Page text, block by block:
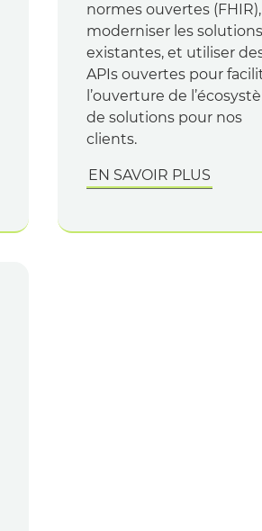
normes ouvertes (FHIR),
moderniser les solutions
existantes, et utiliser
APIs ouvertes pour
l’ouverture de
de solutions pour nos
clients.
EN SAVOIR PLUS